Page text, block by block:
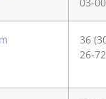
36
26-72